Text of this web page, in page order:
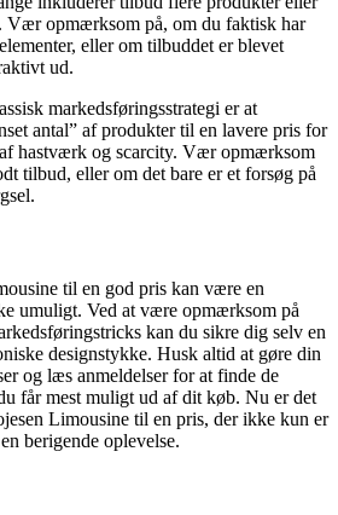
Vær opmærksom på, om du faktisk har
eller om tilbuddet er blevet
ud.
markedsføringsstrategi er at
antal” af produkter til en lavere pris for
af hastværk og scarcity. Vær opmærksom
tilbud, eller om det bare er et forsøg på
til en god pris kan være en
umuligt. Ved at være opmærksom på
kan du sikre dig selv en
designstykke. Husk altid at gøre din
og læs anmeldelser for at finde de
får mest muligt ud af dit køb. Nu er det
Limousine til en pris, der ikke kun er
berigende oplevelse.